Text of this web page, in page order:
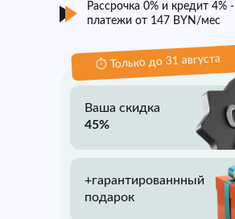
Рассрочка 0% и кредит 4% -
платежи от 147 BYN/мес
Ваша скидка
45%
+гарантированнный
подарок
⏱️ Только до 31 августа